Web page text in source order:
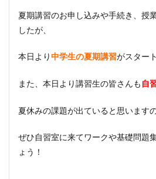
夏期講習のお申し込みや手続き、授
したが、
本日より 中学生の夏期講習がスター
また、本日より講習生の皆さんも 自
夏休みの課題が出ていると思いますの
ぜひ自習室に来てワークや基礎問題
ょう！